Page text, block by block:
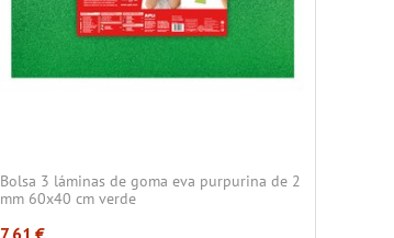
Bolsa 3 láminas de goma eva purpurina de 2
mm 60x40 cm verde
7,61 €